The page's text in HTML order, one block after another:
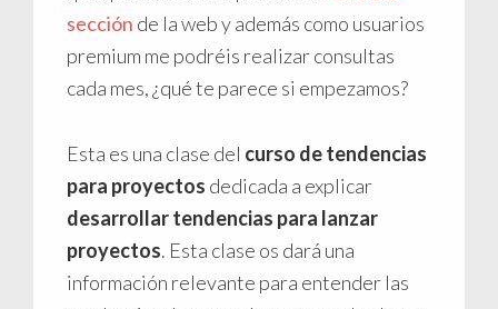
sección de la web y además como usuarios
premium me podréis realizar consultas
cada mes, ¿qué te parece si empezamos?
Esta es una clase del curso de tendencias
para proyectos dedicada a explicar
desarrollar tendencias para lanzar
proyectos. Esta clase os dará una
información relevante para entender las